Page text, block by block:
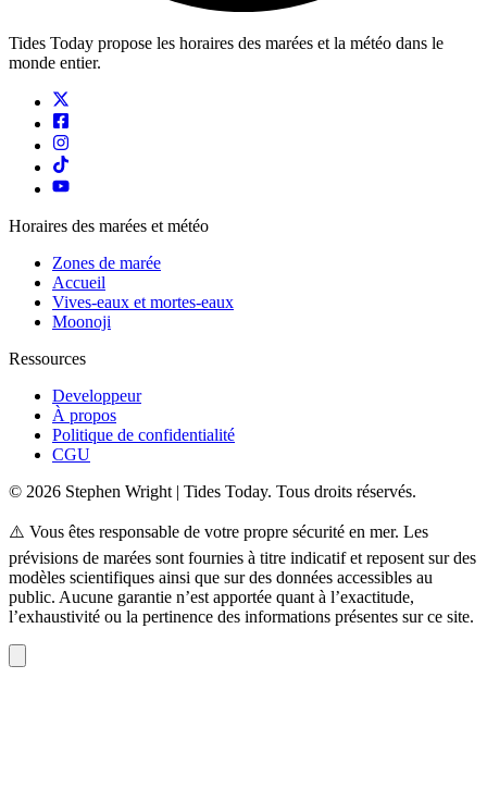
Tides Today propose les horaires des marées et la météo dans le
monde entier.
Horaires des marées et météo
Zones de marée
Accueil
Vives-eaux et mortes-eaux
Moonoji
Ressources
Developpeur
À propos
Politique de confidentialité
CGU
© 2026 Stephen Wright | Tides Today. Tous droits réservés.
⚠️ Vous êtes responsable de votre propre sécurité en mer. Les
prévisions de marées sont fournies à titre indicatif et reposent sur des
modèles scientifiques ainsi que sur des données accessibles au
public. Aucune garantie n’est apportée quant à l’exactitude,
l’exhaustivité ou la pertinence des informations présentes sur ce site.